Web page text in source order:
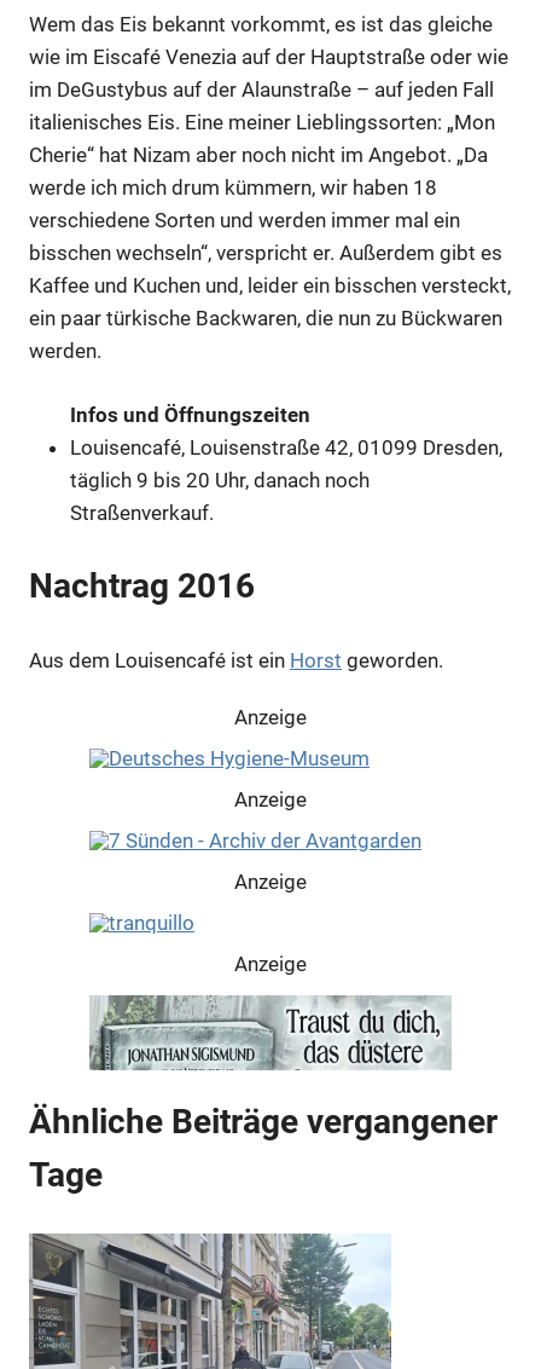
Wem das Eis bekannt vorkommt, es ist das gleiche
wie im Eiscafé Venezia auf der Hauptstraße oder wie
im DeGustybus auf der Alaunstraße – auf jeden Fall
italienisches Eis. Eine meiner Lieblingssorten: „Mon
Cherie“ hat Nizam aber noch nicht im Angebot. „Da
werde ich mich drum kümmern, wir haben 18
verschiedene Sorten und werden immer mal ein
bisschen wechseln“, verspricht er. Außerdem gibt es
Kaffee und Kuchen und, leider ein bisschen versteckt,
ein paar türkische Backwaren, die nun zu Bückwaren
werden.
Infos und Öffnungszeiten
Louisencafé, Louisenstraße 42, 01099 Dresden,
täglich 9 bis 20 Uhr, danach noch
Straßenverkauf.
Nachtrag 2016
Aus dem Louisencafé ist ein Horst geworden.
Anzeige
Anzeige
Anzeige
Anzeige
Anzeige
Ähnliche Beiträge vergangener
Tage